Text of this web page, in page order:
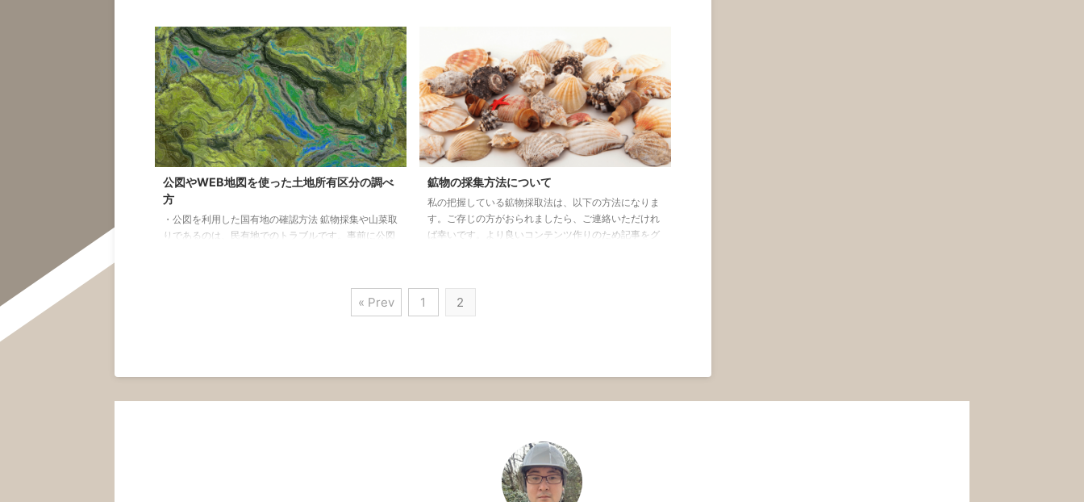
点などご意見がありましたら参考にさせていただきた
いと考えておりますので、その際はお問い合わせいた
だけましたら幸いです。より良いコンテンツ作りのた
めにご協力をよろしくお願いいたします。 鉱物採集の
服装について 以下が私の採集時の服装のイメージにな
ります。 私は主に服装は、ワークマンを中心に揃え、
靴のみ登山用の靴や釣 ...
を割って採取する方法の場合、自前の標本箱のサイズ
に合わせる必要があります。私の場合は、ハンマーの
角を使ってこすり落とすイメージでハンマーを振り、
採集したいサンプルの角を落とすイメージで成形しま
す。こうすることでサンプルの面が新鮮な面になり理
想的な標本になると思います。 ...
公図やWEB地図を使った土地所有区分の調べ
方
・公図を利用した国有地の確認方法 鉱物採集や山菜取
りであるのは、民有地でのトラブルです。事前に公図
さい。 公図に地番がふられているか確認します。所謂
白地であれば、民有地ではありません。 以下に用語の
鉱物の採集方法について
私の把握している鉱物採取法は、以下の方法になりま
す。ご存じの方がおられましたら、ご連絡いただけれ
ば幸いです。より良いコンテンツ作りのため記事をグ
含まない鉱物に比べ重いからです。また、金属鉱物含
んでいる場合、転石として採集するとき表面がさびて
« Prev 1 2